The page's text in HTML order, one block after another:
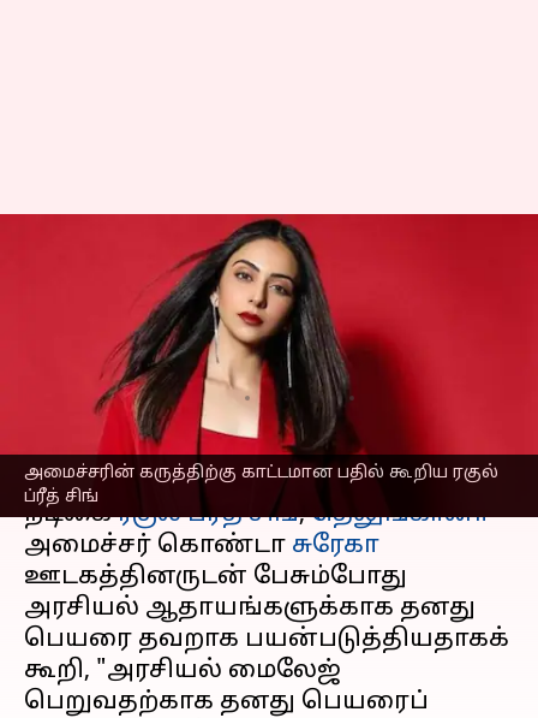
அமைச்சரின் கருத்திற்கு காட்டமான பதில் கூறிய ரகுல்
ப்ரீத் சிங்
சமந்தாவை தொடர்ந்து
அமைச்சரின் கருத்திற்கு
காட்டமான பதில் கூறிய
ரகுல் ப்ரீத் சிங்
எழுதியவர் Venkatalakshmi V Oct 04, 2024
செய்தி முன்னோட்டம்
நடிகைரகுல் ப்ரீத் சிங்,தெலுங்கானா
அமைச்சர் கொண்டா சுரேகா
ஊடகத்தினருடன் பேசும்போது
அரசியல் ஆதாயங்களுக்காக தனது
பெயரை தவறாக பயன்படுத்தியதாகக்
கூறி, "அரசியல் மைலேஜ்
பெறுவதற்காக தனது பெயரைப்